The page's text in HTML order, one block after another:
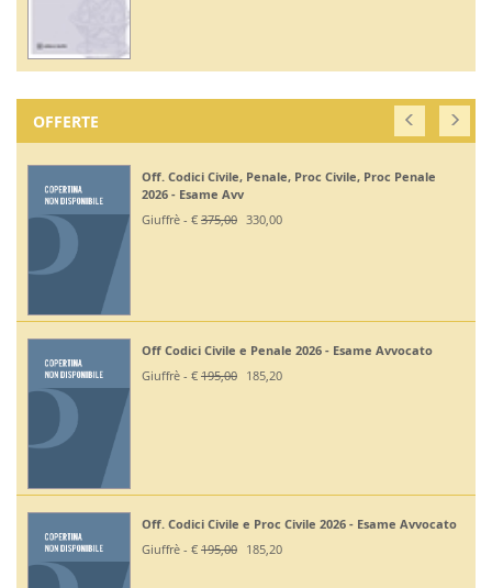
OFFERTE
Off. Codici Civile, Penale, Proc Civile, Proc Penale
2026 - Esame Avv
Giuffrè - € 375,00 330,00
Off Codici Civile e Penale 2026 - Esame Avvocato
Giuffrè - € 195,00 185,20
Off. Codici Civile e Proc Civile 2026 - Esame Avvocato
Giuffrè - € 195,00 185,20